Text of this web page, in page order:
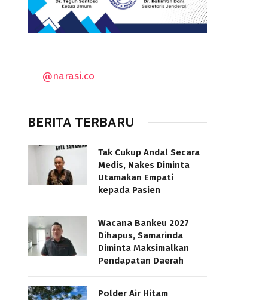
@narasi.co
BERITA TERBARU
Tak Cukup Andal Secara
Medis, Nakes Diminta
Utamakan Empati
kepada Pasien
Wacana Bankeu 2027
Dihapus, Samarinda
Diminta Maksimalkan
Pendapatan Daerah
Polder Air Hitam